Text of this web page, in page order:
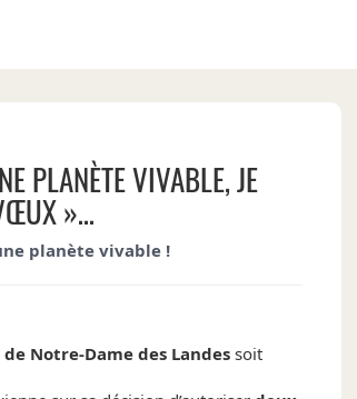
PLANÈTE VIVABLE, JE
»…
planète vivable !
Notre-Dame des Landessoit